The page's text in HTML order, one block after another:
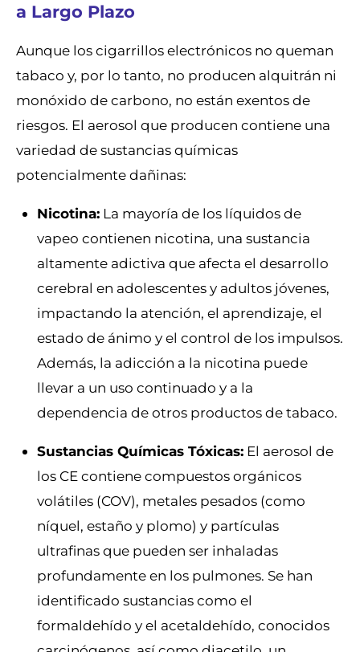
a Largo Plazo
Aunque los cigarrillos electrónicos no queman
tabaco y, por lo tanto, no producen alquitrán ni
monóxido de carbono, no están exentos de
riesgos. El aerosol que producen contiene una
variedad de sustancias químicas
potencialmente dañinas:
Nicotina: La mayoría de los líquidos de
vapeo contienen nicotina, una sustancia
altamente adictiva que afecta el desarrollo
cerebral en adolescentes y adultos jóvenes,
impactando la atención, el aprendizaje, el
estado de ánimo y el control de los impulsos.
Además, la adicción a la nicotina puede
llevar a un uso continuado y a la
dependencia de otros productos de tabaco.
Sustancias Químicas Tóxicas: El aerosol de
los CE contiene compuestos orgánicos
volátiles (COV), metales pesados (como
níquel, estaño y plomo) y partículas
ultrafinas que pueden ser inhaladas
profundamente en los pulmones. Se han
identificado sustancias como el
formaldehído y el acetaldehído, conocidos